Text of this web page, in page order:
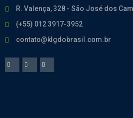
R. Valença, 328 - São José dos
(+55) 012 3917-3952
contato@klgdobrasil.com.br